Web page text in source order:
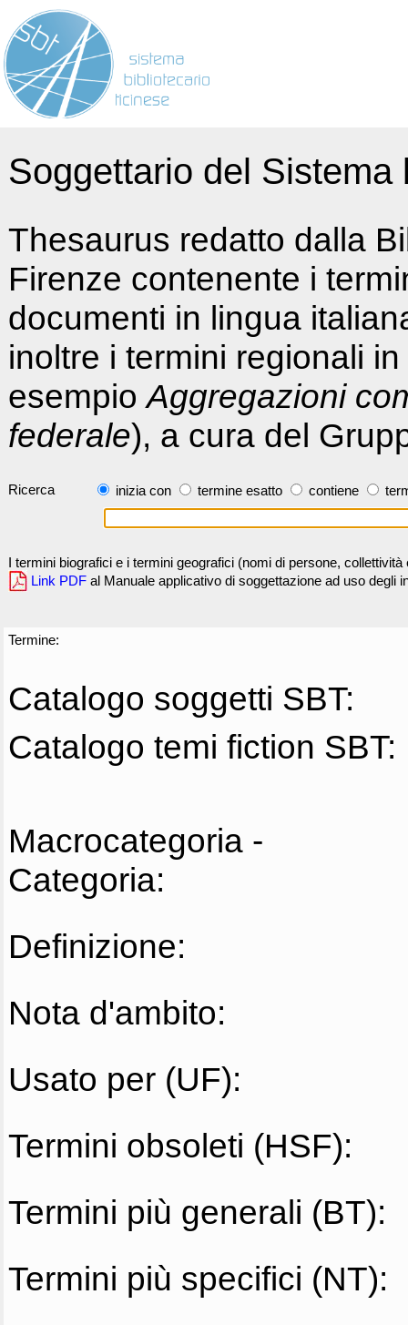
Soggettario del
Thesaurus redatto dalla
Firenze contenente i
documenti in lingua
inoltre i termini regionali
esempioAggregazioni
federale), a cura del
Ricerca inizia con termine esatto contiene
I termini biografici e i termini geografici (nomi di persone,
Link PDF al Manuale applicativo di soggettazione ad uso degli
Termine:
Catalogo soggetti SBT:
Catalogo temi fiction SBT:
Macrocategoria -
Categoria:
Definizione:
Nota d'ambito:
Usato per (UF):
Termini obsoleti (HSF):
Termini più generali (BT):
Termini più specifici (NT):